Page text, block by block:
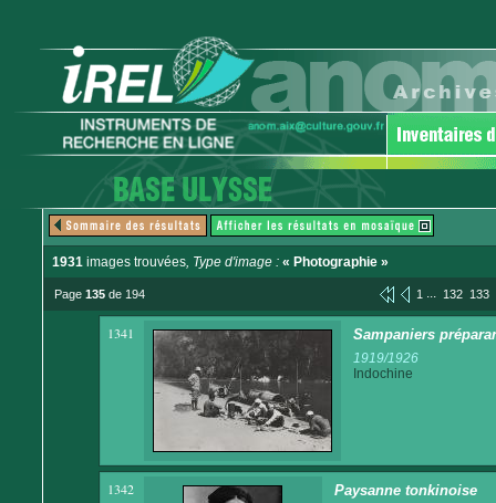
1931 images trouvées, Type d'image : « Photographie »
Page 135 de 194 1 ... 132 133
1341 Sampaniers
1919/1926
Indochine
1342 Paysanne tonkinoise